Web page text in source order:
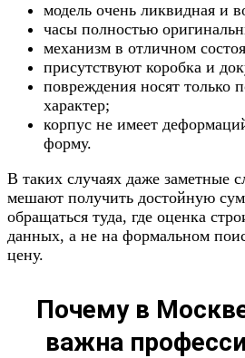
модель очень ликвидная и
часы полностью
механизм в отличном
присутствуют коробка и
повреждения носят только
характер;
корпус не имеет
форму.
В таких случаях даже заметные
мешают получить достойную
обращаться туда, где оценка
данных, а не на формальном
цену.
Почему в
важна